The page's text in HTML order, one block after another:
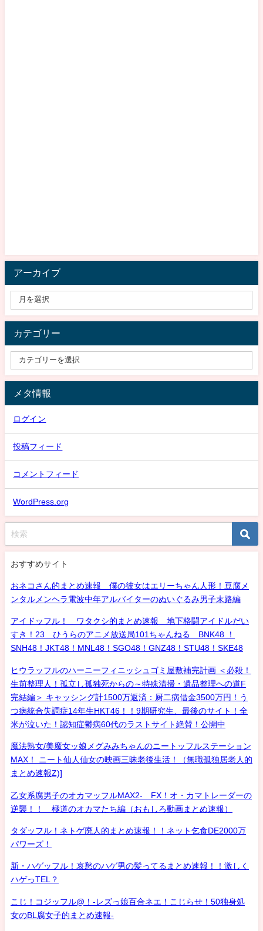
アーカイブ
カテゴリー
メタ情報
ログイン
投稿フィード
コメントフィード
WordPress.org
おすすめサイト
おネコさん的まとめ速報 僕の彼女はエリーちゃん人形！豆腐メ
ンタルメンヘラ電波中年アルバイターのぬいぐるみ男子末路編
アイドッフル！ ワタクシ的まとめ速報 地下格闘アイドルだい
すき！23 ひうらのアニメ放送局101ちゃんねる BNK48 ！
SNH48！JKT48！MNL48！SGO48！GNZ48！STU48！SKE48
ヒウラッフルのハーニーフィニッシュゴミ屋敷補完計画 ＜必殺！
生前整理人！孤立し孤独死からの～特殊清掃・遺品整理への道F
完結編＞ キャッシング計1500万返済：厨二病借金3500万円！う
つ病統合失調症14年生HKT46！！9期研究生、最後のサイト！全
米が泣いた！認知症鬱病60代のラストサイト絶賛！公開中
魔法熟女/美魔女ッ娘メグみみちゃんのニートッフルステーション
MAX！ ニート仙人仙女の映画三昧老後生活！（無職孤独居老人的
まとめ速報Z)]
乙女系腐男子のオカマッフルMAX2- FX！オ・カマトレーダーの
逆襲！！ 極道のオカマたち編（おもしろ動画まとめ速報）
タダッフル！ネトゲ廃人的まとめ速報！！ネット乞食DE2000万
パワーズ！
新・ハゲッフル！哀愁のハゲ男の髪ってるまとめ速報！！激しく
ハゲっTEL？
こじ！コジッフル@！-レズっ娘百合ネエ！こじらせ！50独身処
女のBL腐女子的まとめ速報-